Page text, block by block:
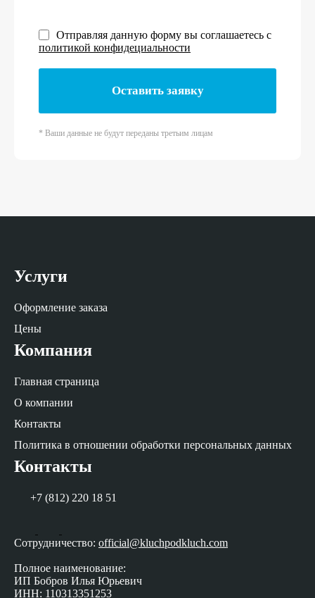
Отправляя данную форму вы соглашаетесь с
политикой конфидециальности
Оставить заявку
* Ваши данные не будут переданы третьим лицам
Услуги
Оформление заказа
Цены
Компания
Главная страница
О компании
Контакты
Политика в отношении обработки персональных данных
Контакты
+7 (812) 220 18 51
Сотрудничество: official@kluchpodkluch.com
Полное наименование:
ИП Бобров Илья Юрьевич
ИНН: 110313351253